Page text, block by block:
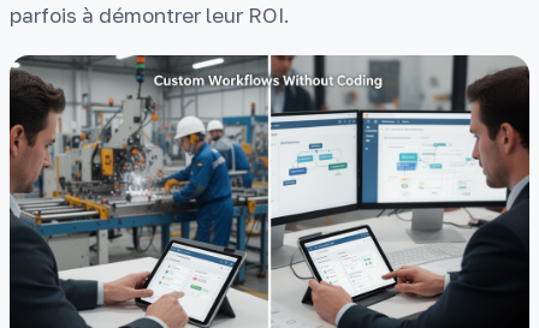
parfois à démontrer leur ROI.